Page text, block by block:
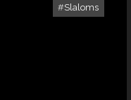
Slaloms
2023